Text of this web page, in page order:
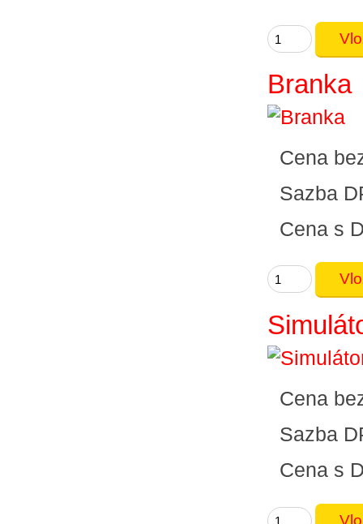
Branka
Cena
Sazba
Cena s
Cena
Sazba
Cena s